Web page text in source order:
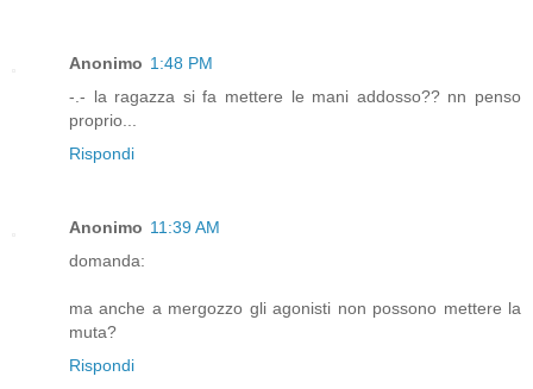
Anonimo 1:48 PM
-.- la ragazza si fa mettere le mani addosso?? nn penso
proprio...
Rispondi
Anonimo 11:39 AM
domanda:
ma anche a mergozzo gli agonisti non possono mettere la
muta?
Rispondi